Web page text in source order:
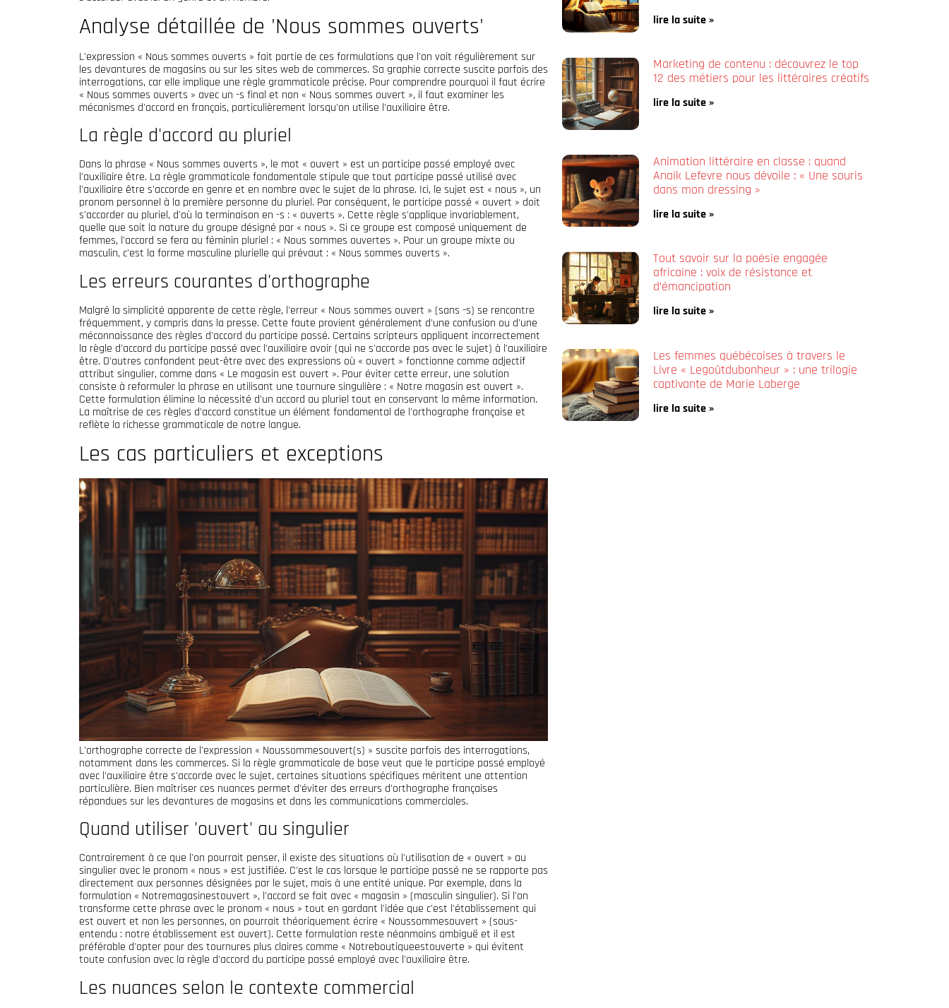
Analyse détaillée de 'Nous sommes ouverts'
L'expression « Nous sommes ouverts » fait partie de ces formulations que l'on voit régulièrement sur
les devantures de magasins ou sur les sites web de commerces. Sa graphie correcte suscite parfois des
interrogations, car elle implique une règle grammaticale précise. Pour comprendre pourquoi il faut écrire
« Nous sommes ouverts » avec un -s final et non « Nous sommes ouvert », il faut examiner les
mécanismes d'accord en français, particulièrement lorsqu'on utilise l'auxiliaire être.
La règle d'accord au pluriel
Dans la phrase « Nous sommes ouverts », le mot « ouvert » est un participe passé employé avec
l'auxiliaire être. La règle grammaticale fondamentale stipule que tout participe passé utilisé avec
l'auxiliaire être s'accorde en genre et en nombre avec le sujet de la phrase. Ici, le sujet est « nous », un
pronom personnel à la première personne du pluriel. Par conséquent, le participe passé « ouvert » doit
s'accorder au pluriel, d'où la terminaison en -s : « ouverts ». Cette règle s'applique invariablement,
quelle que soit la nature du groupe désigné par « nous ». Si ce groupe est composé uniquement de
femmes, l'accord se fera au féminin pluriel : « Nous sommes ouvertes ». Pour un groupe mixte ou
masculin, c'est la forme masculine plurielle qui prévaut : « Nous sommes ouverts ».
Les erreurs courantes d'orthographe
Malgré la simplicité apparente de cette règle, l'erreur « Nous sommes ouvert » (sans -s) se rencontre
fréquemment, y compris dans la presse. Cette faute provient généralement d'une confusion ou d'une
méconnaissance des règles d'accord du participe passé. Certains scripteurs appliquent incorrectement
la règle d'accord du participe passé avec l'auxiliaire avoir (qui ne s'accorde pas avec le sujet) à l'auxiliaire
être. D'autres confondent peut-être avec des expressions où « ouvert » fonctionne comme adjectif
attribut singulier, comme dans « Le magasin est ouvert ». Pour éviter cette erreur, une solution
consiste à reformuler la phrase en utilisant une tournure singulière : « Notre magasin est ouvert ».
Cette formulation élimine la nécessité d'un accord au pluriel tout en conservant la même information.
La maîtrise de ces règles d'accord constitue un élément fondamental de l'orthographe française et
reflète la richesse grammaticale de notre langue.
Les cas particuliers et exceptions
L'orthographe correcte de l'expression « Noussommesouvert(s) » suscite parfois des interrogations,
notamment dans les commerces. Si la règle grammaticale de base veut que le participe passé employé
avec l'auxiliaire être s'accorde avec le sujet, certaines situations spécifiques méritent une attention
particulière. Bien maîtriser ces nuances permet d'éviter des erreurs d'orthographe françaises
répandues sur les devantures de magasins et dans les communications commerciales.
Quand utiliser 'ouvert' au singulier
Contrairement à ce que l'on pourrait penser, il existe des situations où l'utilisation de « ouvert » au
singulier avec le pronom « nous » est justifiée. C'est le cas lorsque le participe passé ne se rapporte pas
directement aux personnes désignées par le sujet, mais à une entité unique. Par exemple, dans la
formulation « Notremagasinestouvert », l'accord se fait avec « magasin » (masculin singulier). Si l'on
transforme cette phrase avec le pronom « nous » tout en gardant l'idée que c'est l'établissement qui
est ouvert et non les personnes, on pourrait théoriquement écrire « Noussommesouvert » (sous-
entendu : notre établissement est ouvert). Cette formulation reste néanmoins ambiguë et il est
préférable d'opter pour des tournures plus claires comme « Notreboutiqueestouverte » qui évitent
toute confusion avec la règle d'accord du participe passé employé avec l'auxiliaire être.
Les nuances selon le contexte commercial
lire la suite »
Marketing de contenu : découvrez le top
12 des métiers pour les littéraires créatifs
lire la suite »
Animation littéraire en classe : quand
Anaik Lefevre nous dévoile : « Une souris
dans mon dressing »
lire la suite »
Tout savoir sur la poésie engagée
africaine : voix de résistance et
d’émancipation
lire la suite »
Les femmes québécoises à travers le
Livre « Legoûtdubonheur » : une trilogie
captivante de Marie Laberge
lire la suite »